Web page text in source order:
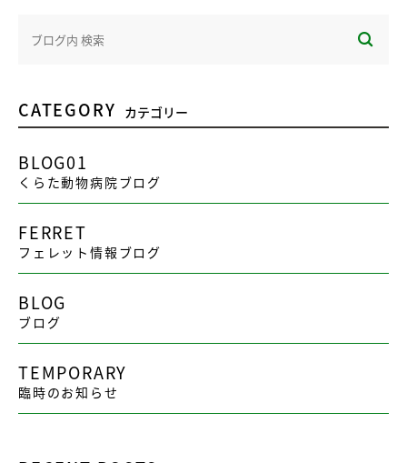
CATEGORY カテゴリー
BLOG01
くらた動物病院ブログ
FERRET
フェレット情報ブログ
BLOG
ブログ
TEMPORARY
臨時のお知らせ